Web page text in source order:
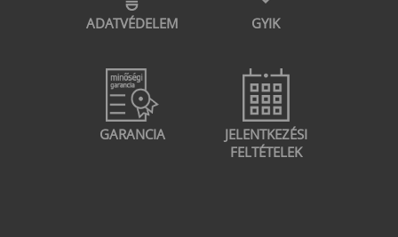
ADATVÉDELEM GYIK
GARANCIA
JELENTKEZÉSI
FELTÉTELEK